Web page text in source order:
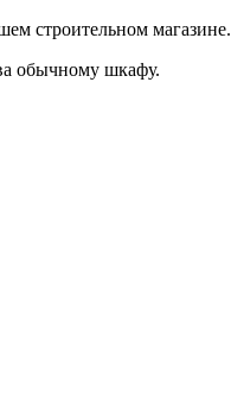
строительном магазине.
обычному шкафу.